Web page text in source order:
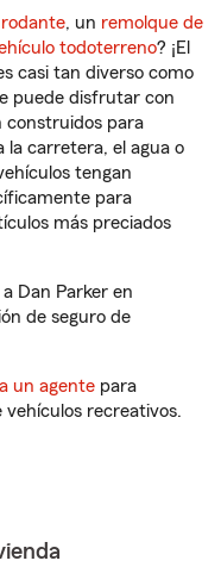
, un remolque de
todoterreno? ¡El
casi tan diverso como
puede disfrutar con
construidos para
la carretera, el agua o
tengan
para
más preciados
Dan Parker en
de seguro de
un agente para
recreativos.